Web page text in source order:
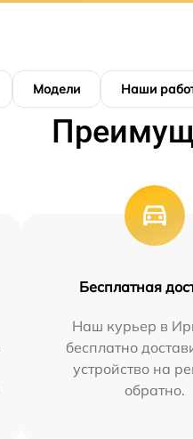
Модели Наши
Бесплатная
Наш курьер в
бесплатно
устройство на
обратно.